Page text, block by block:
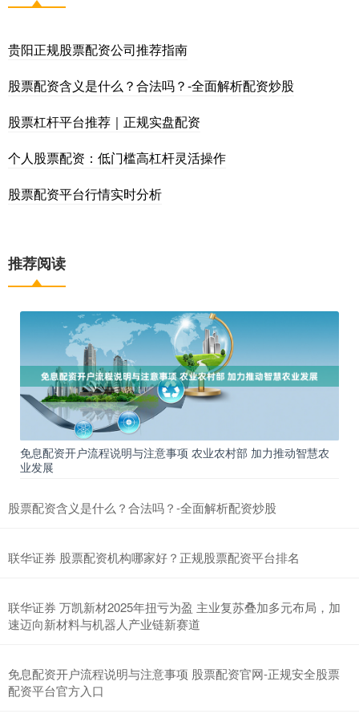
贵阳正规股票配资公司推荐指南
股票配资含义是什么？合法吗？-全面解析配资炒股
股票杠杆平台推荐｜正规实盘配资
个人股票配资：低门槛高杠杆灵活操作
股票配资平台行情实时分析
推荐阅读
免息配资开户流程说明与注意事项 农业农村部 加力推动智慧农
业发展
股票配资含义是什么？合法吗？-全面解析配资炒股
联华证券 股票配资机构哪家好？正规股票配资平台排名
联华证券 万凯新材2025年扭亏为盈 主业复苏叠加多元布局，加
速迈向新材料与机器人产业链新赛道
免息配资开户流程说明与注意事项 股票配资官网-正规安全股票
配资平台官方入口